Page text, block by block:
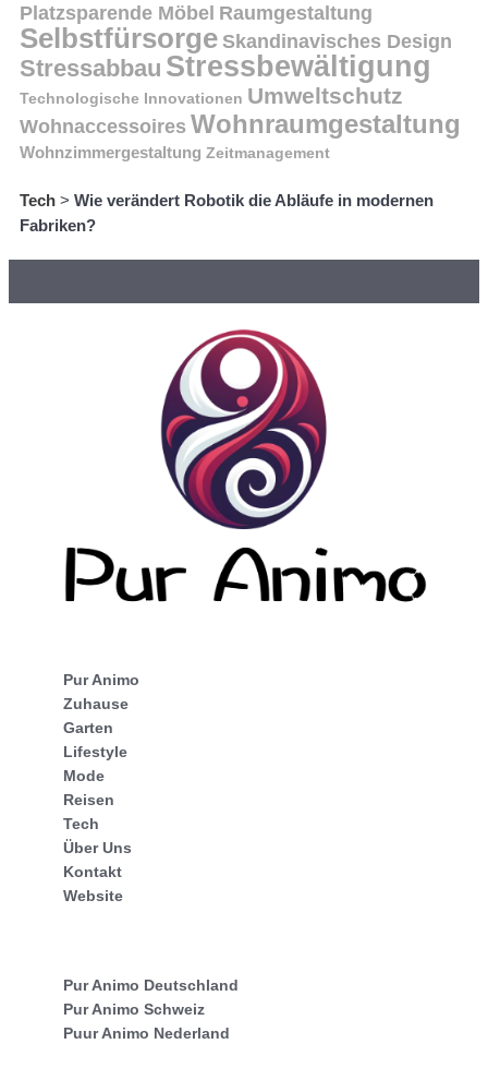
Platzsparende Möbel Raumgestaltung
Selbstfürsorge Skandinavisches Design
Stressabbau Stressbewältigung
Technologische Innovationen Umweltschutz
Wohnaccessoires Wohnraumgestaltung
Wohnzimmergestaltung Zeitmanagement
Tech > Wie verändert Robotik die Abläufe in modernen
Fabriken?
Pur Animo
Zuhause
Garten
Lifestyle
Mode
Reisen
Tech
Über Uns
Kontakt
Website
Pur Animo Deutschland
Pur Animo Schweiz
Puur Animo Nederland